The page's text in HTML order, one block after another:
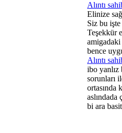
Alıntı
Elinize
Siz bu
Teşekkür
amigadaki
bence
Alıntı
ibo yanlız
sorunları
ortasında
bi ara